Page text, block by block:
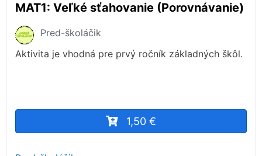
MAT1: Veľké sťahovanie (Porovnávanie)
Pred-školáčik
Aktivita je vhodná pre prvý ročník základných škôl.
1,50 €